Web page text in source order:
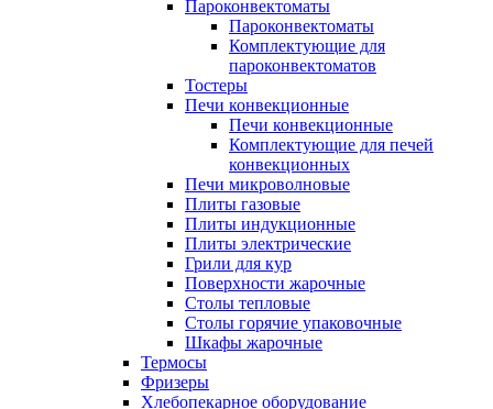
Пароконвектоматы
Пароконвектоматы
Комплектующие для
пароконвектоматов
Тостеры
Печи конвекционные
Печи конвекционные
Комплектующие для печей
конвекционных
Печи микроволновые
Плиты газовые
Плиты индукционные
Плиты электрические
Грили для кур
Поверхности жарочные
Столы тепловые
Столы горячие упаковочные
Шкафы жарочные
Термосы
Фризеры
Хлебопекарное оборудование